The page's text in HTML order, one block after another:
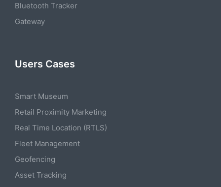
Bluetooth Tracker
Gateway
Users Cases
Smart Museum
Retail Proximity Marketing
Real Time Location (RTLS)
Fleet Management
Geofencing
Asset Tracking